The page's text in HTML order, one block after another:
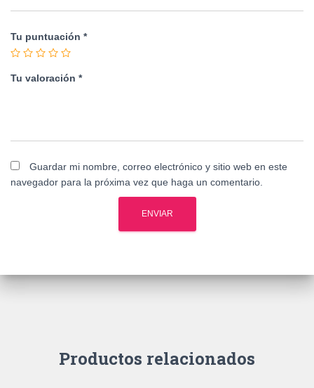
Tu puntuación *
Tu valoración *
Guardar mi nombre, correo electrónico y sitio web en este
navegador para la próxima vez que haga un comentario.
Productos relacionados